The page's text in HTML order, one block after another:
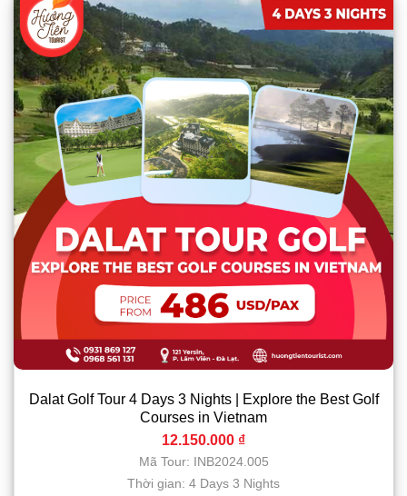
Dalat Golf Tour 4 Days 3 Nights | Explore the Best Golf
Courses in Vietnam
12.150.000 ₫
Mã Tour: INB2024.005
Thời gian: 4 Days 3 Nights